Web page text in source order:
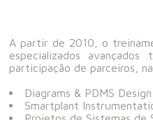
A partir de 2010, o
especializados
participação de parceiros,
Diagrams & PDMS
Smartplant